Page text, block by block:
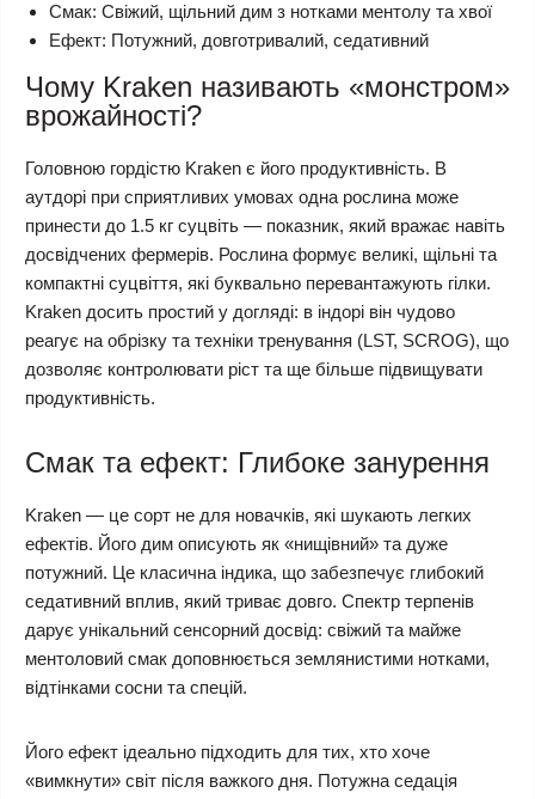
Смак: Свіжий, щільний дим з нотками ментолу та хвої
Ефект: Потужний, довготривалий, седативний
Чому Kraken називають «монстром»
врожайності?
Головною гордістю Kraken є його продуктивність. В
аутдорі при сприятливих умовах одна рослина може
принести до 1.5 кг суцвіть — показник, який вражає навіть
досвідчених фермерів. Рослина формує великі, щільні та
компактні суцвіття, які буквально перевантажують гілки.
Kraken досить простий у догляді: в індорі він чудово
реагує на обрізку та техніки тренування (LST, SCROG), що
дозволяє контролювати ріст та ще більше підвищувати
продуктивність.
Смак та ефект: Глибоке занурення
Kraken — це сорт не для новачків, які шукають легких
ефектів. Його дим описують як «нищівний» та дуже
потужний. Це класична індика, що забезпечує глибокий
седативний вплив, який триває довго. Спектр терпенів
дарує унікальний сенсорний досвід: свіжий та майже
ментоловий смак доповнюється землянистими нотками,
відтінками сосни та спецій.
Його ефект ідеально підходить для тих, хто хоче
«вимкнути» світ після важкого дня. Потужна седація